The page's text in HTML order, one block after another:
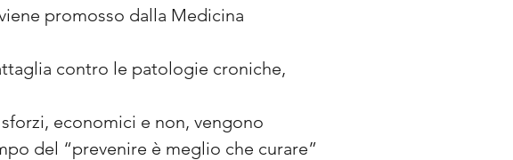
promosso dalla Medicina
contro le patologie croniche,
economici e non, vengono
del “prevenire è meglio che curare”